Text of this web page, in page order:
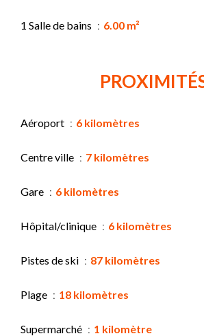
1 Salle de bains 6.00 m²
Aéroport 6 kilomètres
Centre ville 7 kilomètres
Gare 6 kilomètres
Hôpital/clinique 6 kilomètres
Pistes de ski 87 kilomètres
Plage 18 kilomètres
Supermarché 1 kilomètre